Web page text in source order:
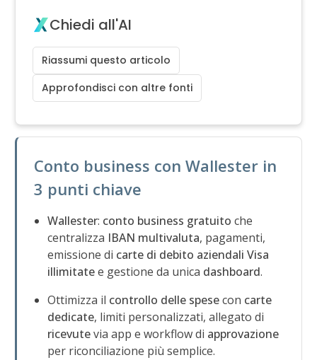
Chiedi all'AI
Riassumi questo articolo
Approfondisci con altre fonti
Conto business con Wallester in
3 punti chiave
Wallester: conto business gratuito che
centralizza IBAN multivaluta, pagamenti,
emissione di carte di debito aziendali Visa
illimitatee gestione da unica dashboard.
Ottimizza il controllo delle spesecon carte
dedicate, limiti personalizzati, allegato di
ricevutevia app e workflow di approvazione
per riconciliazione più semplice.